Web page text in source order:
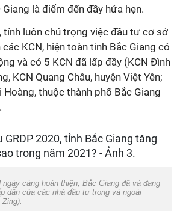
là điểm đến đầy hứa hẹn.
tỉnh luôn chú trọng việc đầu tư cơ sở
KCN, hiện toàn tỉnh Bắc Giang có
và có 5 KCN đã lấp đầy (KCN Đình
KCN Quang Châu, huyện Việt Yên;
Hoàng, thuộc thành phố Bắc Giang
càng hoàn thiện, Bắc Giang đã và đang
dẫn của các nhà đầu tư trong và ngoài
Zing).